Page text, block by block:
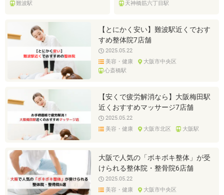
難波駅
天神橋筋六丁目駅
【とにかく安い】難波駅近くでおす
すめ整体院7店舗
2025.05.22
美容・健康
大阪市中央区
心斎橋駅
【安くで疲労解消なら】大阪梅田駅
近くおすすめマッサージ7店舗
2025.05.22
美容・健康
大阪市北区 大阪駅
大阪で人気の「ボキボキ整体」が受
けられる整体院・整骨院6店舗
2025.05.22
美容・健康
大阪市中央区